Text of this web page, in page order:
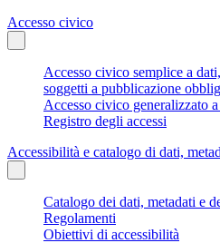
Accesso civico
Accesso civico semplice a
soggetti a pubblicazione
Accesso civico generalizzato
Registro degli accessi
Accessibilità e catalogo di dati,
Catalogo dei dati, metadati e
Regolamenti
Obiettivi di accessibilità